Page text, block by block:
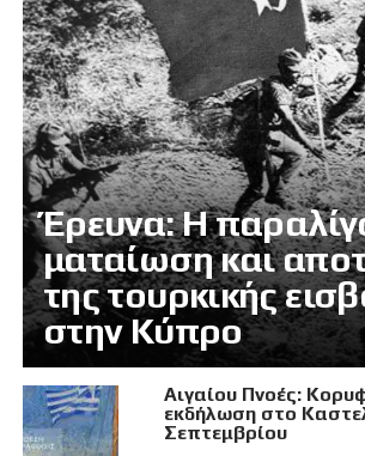
Έρευνα: Η
ματαίωση και
της τουρκικής
στην Κύπρο
Αιγαίου Πνοές:
εκδήλωση στο
Σεπτεμβρίου